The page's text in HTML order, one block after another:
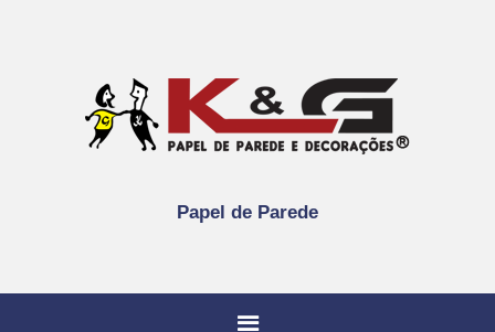
Papel de Parede